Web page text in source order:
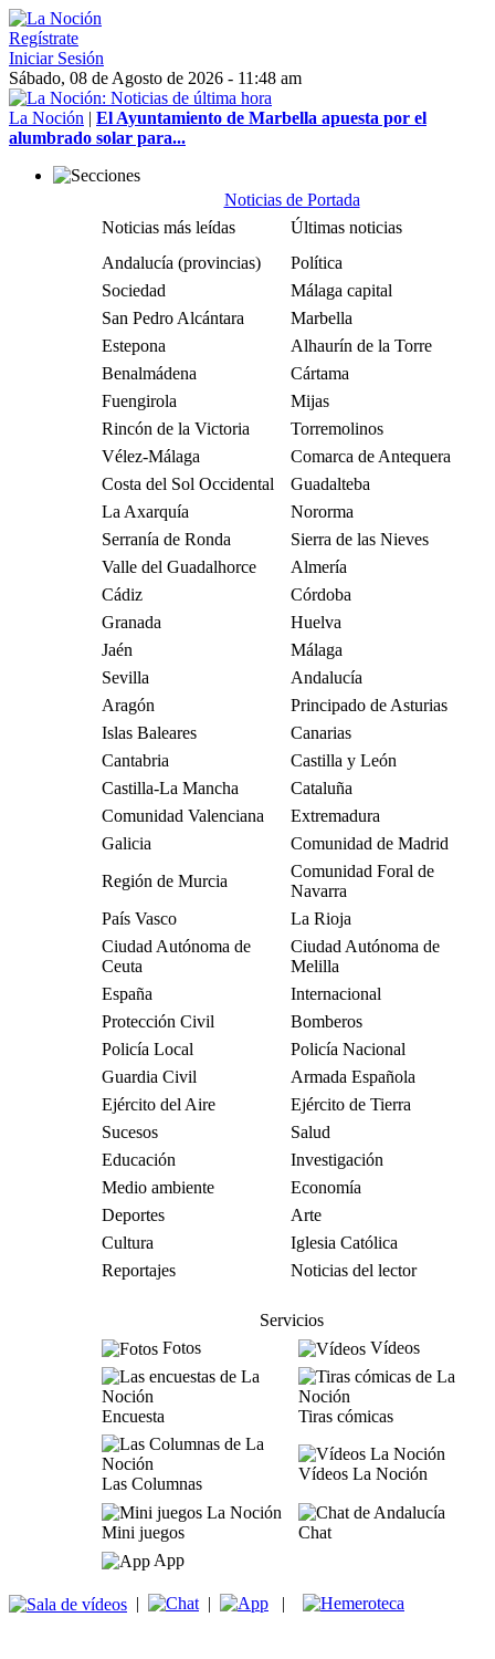
Regístrate
Iniciar Sesión
Sábado, 08 de Agosto de 2026 - 11:48 am
La Noción | El Ayuntamiento de Marbella apuesta por el
alumbrado solar para...
Noticias de Portada
Noticias más leídas
Últimas noticias
Andalucía (provincias)
Política
Sociedad
Málaga capital
San Pedro Alcántara
Marbella
Estepona
Alhaurín de la Torre
Benalmádena
Cártama
Fuengirola
Mijas
Rincón de la Victoria
Torremolinos
Vélez-Málaga
Comarca de Antequera
Costa del Sol Occidental
Guadalteba
La Axarquía
Nororma
Serranía de Ronda
Sierra de las Nieves
Valle del Guadalhorce
Almería
Cádiz
Córdoba
Granada
Huelva
Jaén
Málaga
Sevilla
Andalucía
Aragón
Principado de Asturias
Islas Baleares
Canarias
Cantabria
Castilla y León
Castilla-La Mancha
Cataluña
Comunidad Valenciana
Extremadura
Galicia
Comunidad de Madrid
Región de Murcia
Comunidad Foral de
Navarra
País Vasco
La Rioja
Ciudad Autónoma de
Ceuta
Ciudad Autónoma de
Melilla
España
Internacional
Protección Civil
Bomberos
Policía Local
Policía Nacional
Guardia Civil
Armada Española
Ejército del Aire
Ejército de Tierra
Sucesos
Salud
Educación
Investigación
Medio ambiente
Economía
Deportes
Arte
Cultura
Iglesia Católica
Reportajes
Noticias del lector
Servicios
Fotos
Vídeos
Encuesta Tiras cómicas
Las Columnas
Vídeos La Noción
Mini juegos
Chat
App
| | |